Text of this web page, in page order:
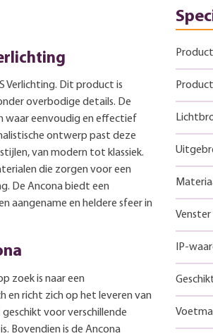
Verlichting. Dit product is
overbodige details. De
waar eenvoudig en effectief
ontwerp past deze
van modern tot klassiek.
die zorgen voor een
De Ancona biedt een
aangename en heldere sfeer in
zoek is naar een
en richt zich op het leveren van
voor verschillende
Bovendien is de Ancona
Venster
IP-